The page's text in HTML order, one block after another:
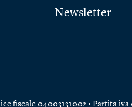
Newsletter
fiscale 04003131002 • Partita iva